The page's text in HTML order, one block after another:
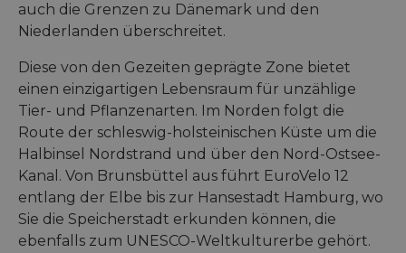
auch die Grenzen zu Dänemark und den
Niederlanden überschreitet.
Diese von den Gezeiten geprägte Zone bietet
einen einzigartigen Lebensraum für unzählige
Tier- und Pflanzenarten. Im Norden folgt die
Route der schleswig-holsteinischen Küste um die
Halbinsel Nordstrand und über den Nord-Ostsee-
Kanal. Von Brunsbüttel aus führt EuroVelo 12
entlang der Elbe bis zur Hansestadt Hamburg, wo
Sie die Speicherstadt erkunden können, die
ebenfalls zum UNESCO-Weltkulturerbe gehört.